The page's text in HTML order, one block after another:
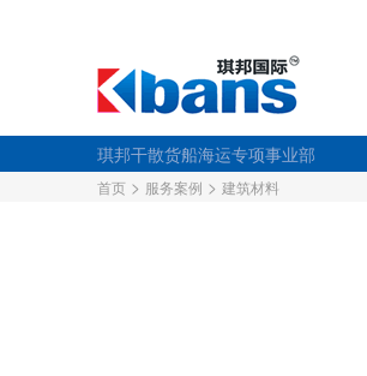
琪邦干散货船海运专项事业部
首页> 服务案例 > 建筑材料